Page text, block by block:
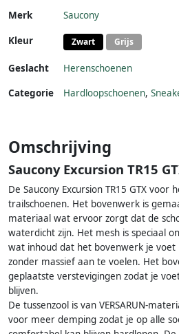
Merk Saucony
Kleur Zwart Grijs
Geslacht
Herenschoenen
Categorie
Hardloopschoenen,
Omschrijving
Saucony Excursion TR15
De Saucony Excursion TR15 GTX voor
trailschoenen. Het bovenwerk is
materiaal wat ervoor zorgt dat de
waterdicht zijn. Het mesh is speciaal
wat inhoud dat het bovenwerk je voet
zonder massief aan te voelen. Het
geplaatste verstevigingen zodat je
blijven.
De tussenzool is van VERSARUN-
voor meer demping zodat je op alle